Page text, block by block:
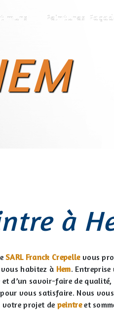
murs Peintures
à
SARL Franck Crepellevous
habitez à Hem. Entreprise
et d’un savoir-faire de
vous satisfaire. Nous
votre projet de peintreet